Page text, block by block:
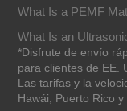
What Is a PEMF
What Is an
*Disfrute de envío
para clientes de EE.
Las tarifas y la
Hawái, Puerto Rico y